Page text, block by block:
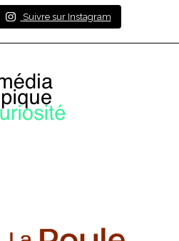
Suivre sur Instagram